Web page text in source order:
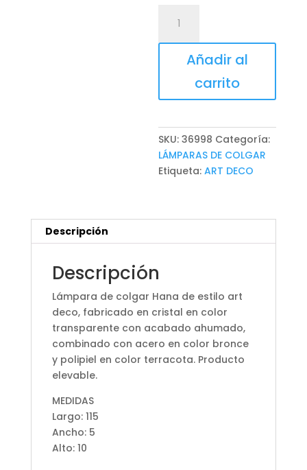
COLGAR
Añadir al
carrito
SKU:36998 Categoría:
LÁMPARAS DE COLGAR
Etiqueta:ART DECO
Descripción
Descripción
Lámpara de colgar Hana de estilo art
deco, fabricado en cristal en color
transparente con acabado ahumado,
combinado con acero en color bronce
y polipiel en color terracota. Producto
elevable.
MEDIDAS
Largo: 115
Ancho: 5
Alto: 10